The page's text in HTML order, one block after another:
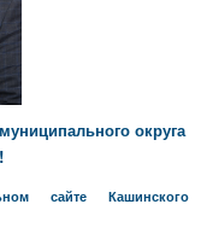
округа
сайте Кашинского